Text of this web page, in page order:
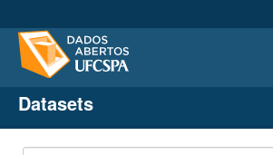
Datasets
Organizations
Datasets